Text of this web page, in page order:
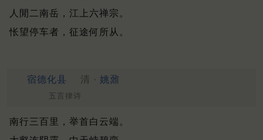
人閒二南岳，江上六禅宗。
怅望停车者，征途何所从。
宿德化县 清 · 姚鼐
五言律诗
南行三百里，举首白云端。